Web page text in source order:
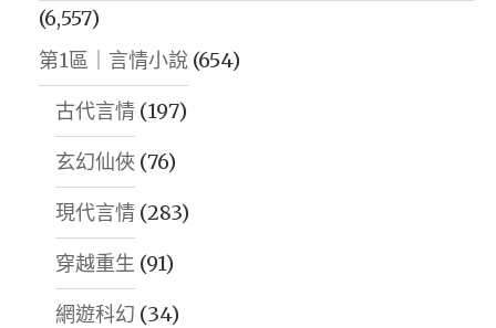
(6,557)
第1區｜言情小說 (654)
古代言情 (197)
玄幻仙俠 (76)
現代言情 (283)
穿越重生 (91)
網遊科幻 (34)